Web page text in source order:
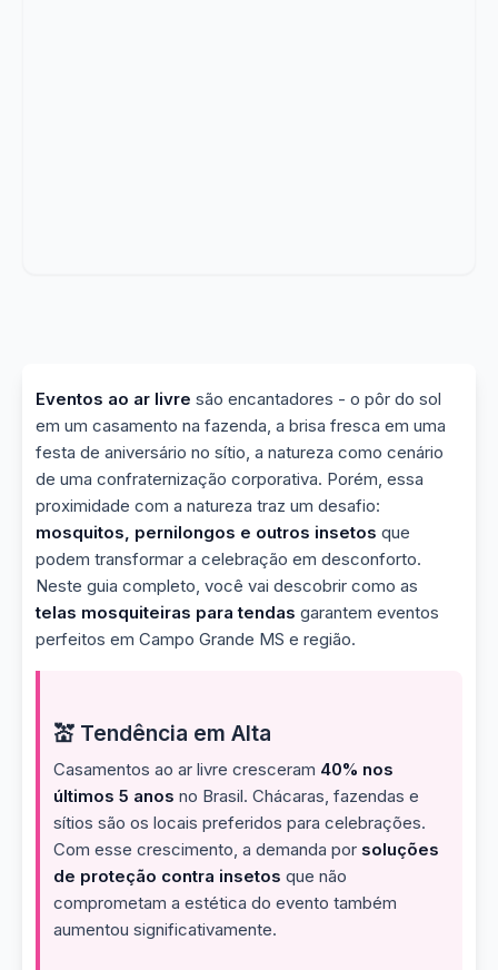
Eventos ao ar livre são encantadores - o pôr do sol
em um casamento na fazenda, a brisa fresca em uma
festa de aniversário no sítio, a natureza como cenário
de uma confraternização corporativa. Porém, essa
proximidade com a natureza traz um desafio:
mosquitos, pernilongos e outros insetos que
podem transformar a celebração em desconforto.
Neste guia completo, você vai descobrir como as
telas mosquiteiras para tendas garantem eventos
perfeitos em Campo Grande MS e região.
💒 Tendência em Alta
Casamentos ao ar livre cresceram 40% nos
últimos 5 anos no Brasil. Chácaras, fazendas e
sítios são os locais preferidos para celebrações.
Com esse crescimento, a demanda por soluções
de proteção contra insetos que não
comprometam a estética do evento também
aumentou significativamente.